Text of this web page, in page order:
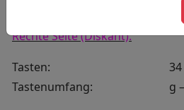
Rechte Seite (Diskant):
Tasten:
Tastenumfang:
g